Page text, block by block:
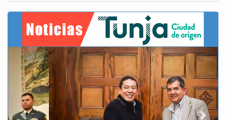
Previous Next